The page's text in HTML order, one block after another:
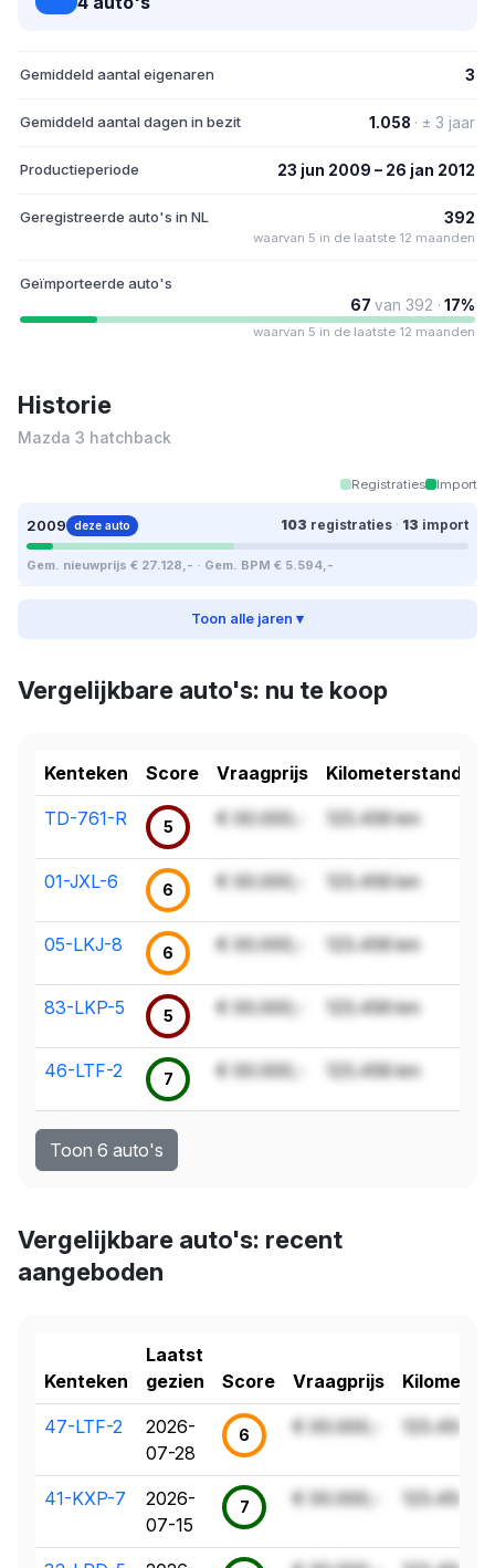
Gemiddeld aantal eigenaren 3
Gemiddeld aantal dagen in bezit 1.058 · ± 3 jaar
Productieperiode 23 jun 2009 – 26 jan 2012
Geregistreerde auto's in NL 392
waarvan 5 in de laatste 12 maanden
Geïmporteerde auto's
67 van 392 · 17%
waarvan 5 in de laatste 12 maanden
Historie
Mazda 3 hatchback
Registraties Import
2009 deze auto 103 registraties · 13 import
Gem. nieuwprijs € 27.128,- · Gem. BPM € 5.594,-
Toon alle jaren ▾
Vergelijkbare auto's: nu te koop
Kenteken Score Vraagprijs Kilometerstand
TD-761-R 5 € 00.000,- 123.456 km
01-JXL-6 6 € 00.000,- 123.456 km
05-LKJ-8 6 € 00.000,- 123.456 km
83-LKP-5 5 € 00.000,- 123.456 km
46-LTF-2 7 € 00.000,- 123.456 km
Toon 6 auto's
Vergelijkbare auto's: recent
aangeboden
Kenteken
Laatst
gezien
Score Vraagprijs
47-LTF-2
2026-
07-28
6 € 00.000,- 123.456 km
41-KXP-7
2026-
07-15
7 € 00.000,- 123.456 km